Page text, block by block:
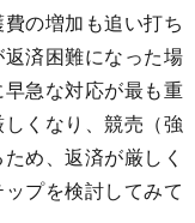
の増加も追い打ち
済困難になった場
急な対応が最も重
くなり、競売（強
め、返済が厳しく
プを検討してみて